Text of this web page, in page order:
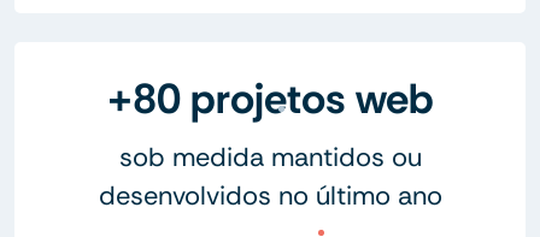
+80 projetos web
sob medida mantidos ou
desenvolvidos no último ano